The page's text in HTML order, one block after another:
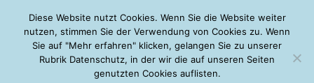
Sunday, 09.08.2026
Mein Account
About Autoren Leseempfehlungen FAQ
Diese Website nutzt Cookies. Wenn Sie die Website weiter
nutzen, stimmen Sie der Verwendung von Cookies zu. Wenn
Sie auf "Mehr erfahren" klicken, gelangen Sie zu unserer
Rubrik Datenschutz, in der wir die auf unseren Seiten
genutzten Cookies auflisten.